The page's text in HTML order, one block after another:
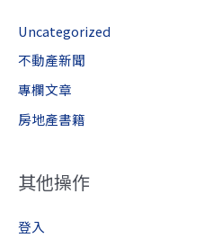
Uncategorized
不動產新聞
專欄文章
房地產書籍
其他操作
登入